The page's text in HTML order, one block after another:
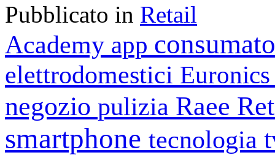
Pubblicato in Retail
Academy app
elettrodomestici
negozio pulizia Raee
smartphone tecnologia